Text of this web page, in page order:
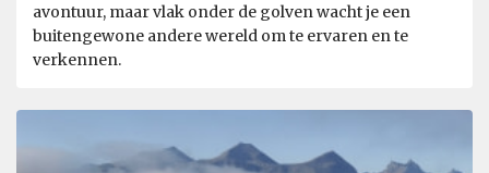
avontuur, maar vlak onder de golven wacht je een
buitengewone andere wereld om te ervaren en te
verkennen.